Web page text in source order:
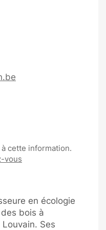
cette information.
vous
en écologie
bois à
Ses